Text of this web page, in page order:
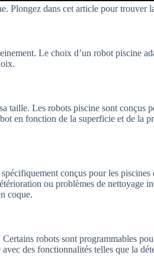
dans cet article pour trouver
Le choix d’un robot piscine
Les robots piscine sont conçus
en fonction de la superficie et de la
conçus pour les
ou problèmes de nettoyage
coque.
robots sont programmables
des fonctionnalités telles que la